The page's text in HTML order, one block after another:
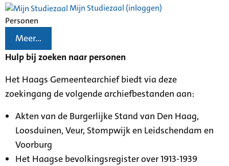
Mijn Studiezaal (inloggen)
Personen
Meer...
Hulp bij zoeken naar personen
Het Haags Gemeentearchief biedt via deze
zoekingang de volgende archiefbestanden aan:
Akten van de Burgerlijke Stand van Den Haag,
Loosduinen, Veur, Stompwijk en Leidschendam en
Voorburg
Het Haagse bevolkingsregister over 1913-1939